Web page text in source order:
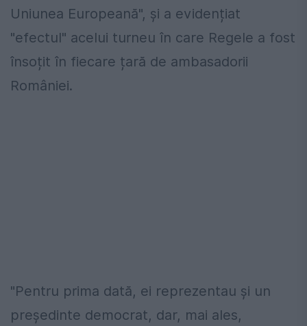
Uniunea Europeană", și a evidențiat
"efectul" acelui turneu în care Regele a fost
însoțit în fiecare țară de ambasadorii
României.
"Pentru prima dată, ei reprezentau și un
președinte democrat, dar, mai ales,